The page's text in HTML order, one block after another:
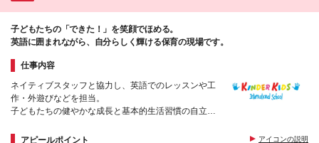
子どもたちの「できた！」を笑顔でほめる。
英語に囲まれながら、自分らしく輝ける保育の現場です。
仕事内容
ネイティブスタッフと協力し、英語でのレッスンや工
作・外遊びなどを担当。
子どもたちの健やかな成長と基本的生活習慣の自立を
アピールポイント
アイコンの説明